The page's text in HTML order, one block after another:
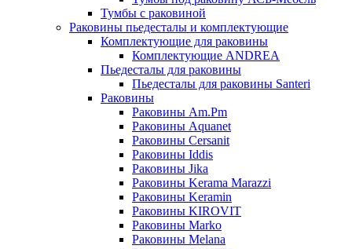
Тумбы с раковиной
Раковины пьедесталы и комплектующие
Комплектующие для раковины
Комплектующие ANDREA
Пьедесталы для раковины
Пьедесталы для раковины Santeri
Раковины
Раковины Am.Pm
Раковины Aquanet
Раковины Cersanit
Раковины Iddis
Раковины Jika
Раковины Kerama Marazzi
Раковины Keramin
Раковины KIROVIT
Раковины Marko
Раковины Melana